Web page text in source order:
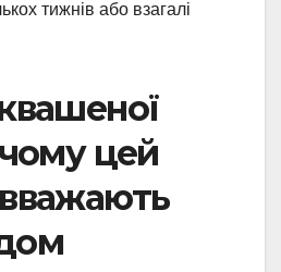
тижнів або взагалі
цей